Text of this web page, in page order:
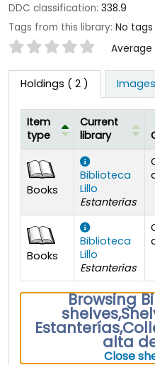
DDC classification: 338.9
Tags from this library: No
Star ratings
Holdings ( 2 ) Images
Item
type
Current
library
Books
Biblioteca
Lillo
Estanterías
Books
Biblioteca
Lillo
Estanterías
Browsing
shelves,
Estanterías,
alta
Close